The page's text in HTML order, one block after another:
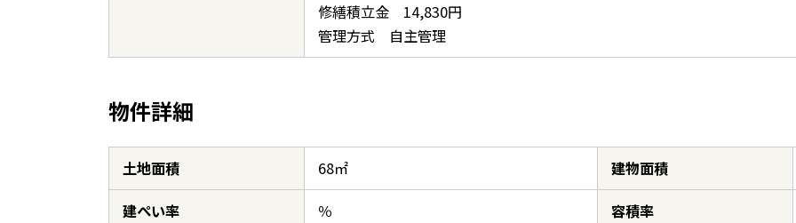
修繕積立金 14,830円
管理方式 自主管理
物件詳細
土地面積 68㎡
建物面積
建ぺい率
％
容積率